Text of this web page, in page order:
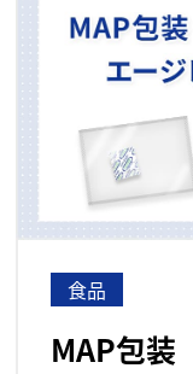
食品
MAP包装